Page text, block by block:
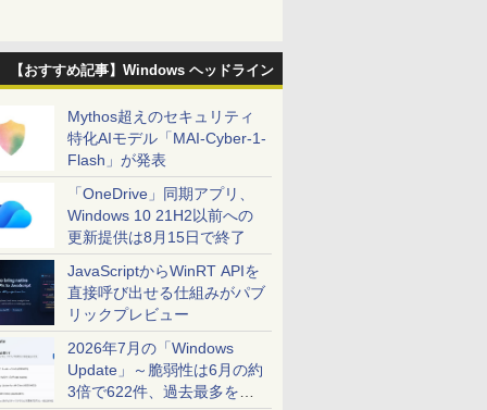
【おすすめ記事】Windows ヘッドライン
Mythos超えのセキュリティ
特化AIモデル「MAI-Cyber-1-
Flash」が発表
「OneDrive」同期アプリ、
Windows 10 21H2以前への
更新提供は8月15日で終了
JavaScriptからWinRT APIを
直接呼び出せる仕組みがパブ
リックプレビュー
2026年7月の「Windows
Update」～脆弱性は6月の約
3倍で622件、過去最多を大